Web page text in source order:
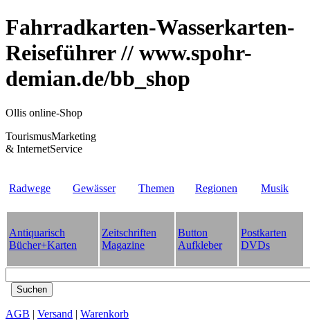
Fahrradkarten-Wasserkarten-
Reiseführer // www.spohr-
demian.de/bb_shop
Ollis online-Shop
TourismusMarketing
& InternetService
Radwege Gewässer Themen Regionen Musik
Antiquarisch
Bücher+Karten
Zeitschriften
Magazine
Button
Aufkleber
Postkarten
DVDs
AGB | Versand | Warenkorb